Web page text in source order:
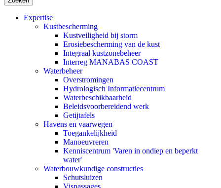
Expertise
Kustbescherming
Kustveiligheid bij storm
Erosiebescherming van de kust
Integraal kustzonebeheer
Interreg MANABAS COAST
Waterbeheer
Overstromingen
Hydrologisch Informatiecentrum
Waterbeschikbaarheid
Beleidsvoorbereidend werk
Getijtafels
Havens en vaarwegen
Toegankelijkheid
Manoeuvreren
Kenniscentrum 'Varen in ondiep en beperkt
water'
Waterbouwkundige constructies
Schutsluizen